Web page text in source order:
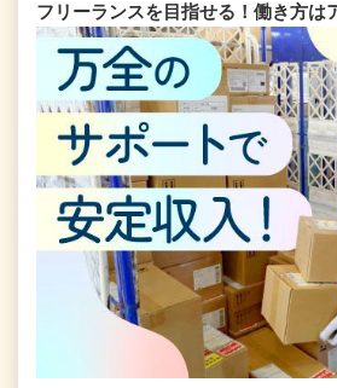
フリーランスを目指せる！働き方は